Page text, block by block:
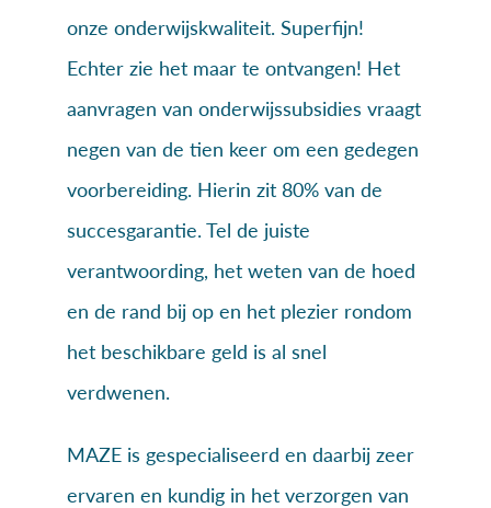
onze onderwijskwaliteit. Superfijn!
Echter zie het maar te ontvangen! Het
aanvragen van onderwijssubsidies vraagt
negen van de tien keer om een gedegen
voorbereiding. Hierin zit 80% van de
succesgarantie. Tel de juiste
verantwoording, het weten van de hoed
en de rand bij op en het plezier rondom
het beschikbare geld is al snel
verdwenen.
MAZE is gespecialiseerd en daarbij zeer
ervaren en kundig in het verzorgen van